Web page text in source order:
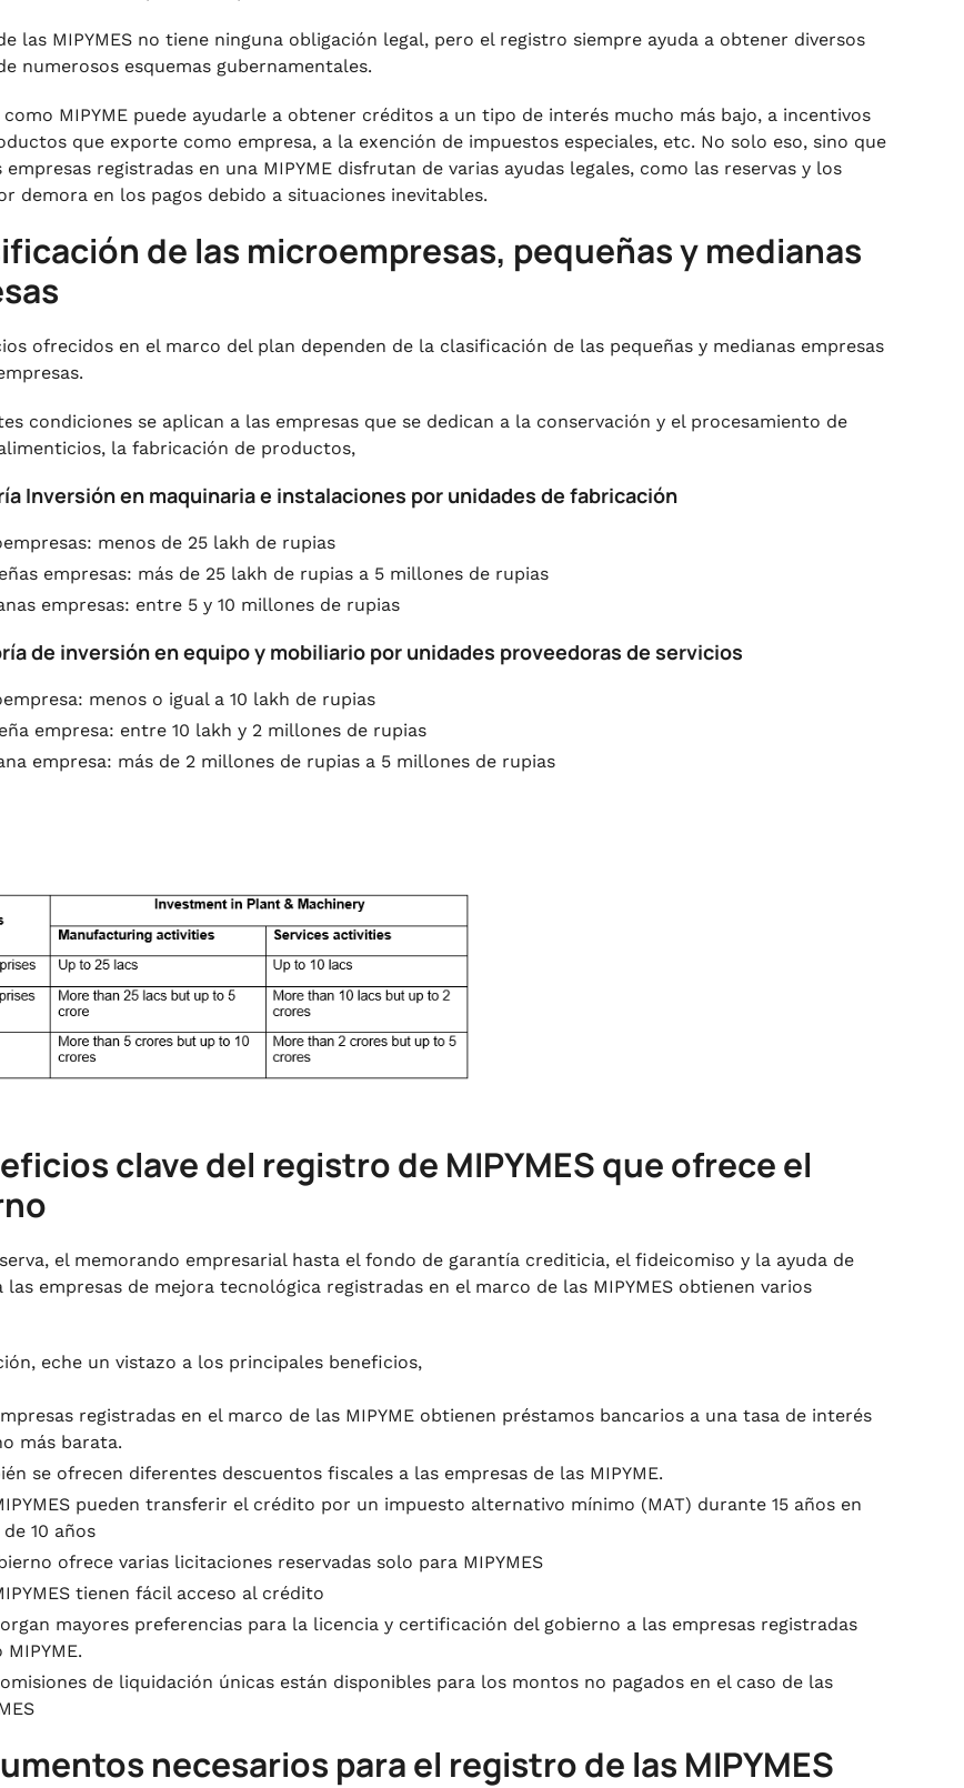
las MIPYMES no tiene ninguna obligación legal, pero el registro siempre ayuda a obtener diversos
numerosos esquemas gubernamentales.
como MIPYME puede ayudarle a obtener créditos a un tipo de interés mucho más bajo, a incentivos
que exporte como empresa, a la exención de impuestos especiales, etc. No solo eso, sino que
registradas en una MIPYME disfrutan de varias ayudas legales, como las reservas y los
demora en los pagos debido a situaciones inevitables.
de las microempresas, pequeñas y medianas
ofrecidos en el marco del plan dependen de la clasificación de las pequeñas y medianas empresas
condiciones se aplican a las empresas que se dedican a la conservación y el procesamiento de
la fabricación de productos,
Inversión en maquinaria e instalaciones por unidades de fabricación
menos de 25 lakh de rupias
empresas: más de 25 lakh de rupias a 5 millones de rupias
empresas: entre 5 y 10 millones de rupias
de inversión en equipo y mobiliario por unidades proveedoras de servicios
menos o igual a 10 lakh de rupias
empresa: entre 10 lakh y 2 millones de rupias
empresa: más de 2 millones de rupias a 5 millones de rupias
clave del registro de MIPYMES que ofrece el
el memorando empresarial hasta el fondo de garantía crediticia, el fideicomiso y la ayuda de
las empresas de mejora tecnológica registradas en el marco de las MIPYMES obtienen varios
eche un vistazo a los principales beneficios,
registradas en el marco de las MIPYME obtienen préstamos bancarios a una tasa de interés
más barata.
se ofrecen diferentes descuentos fiscales a las empresas de las MIPYME.
pueden transferir el crédito por un impuesto alternativo mínimo (MAT) durante 15 años en
10 años
ofrece varias licitaciones reservadas solo para MIPYMES
tienen fácil acceso al crédito
mayores preferencias para la licencia y certificación del gobierno a las empresas registradas
MIPYME.
de liquidación únicas están disponibles para los montos no pagados en el caso de las
necesarios para el registro de las MIPYMES